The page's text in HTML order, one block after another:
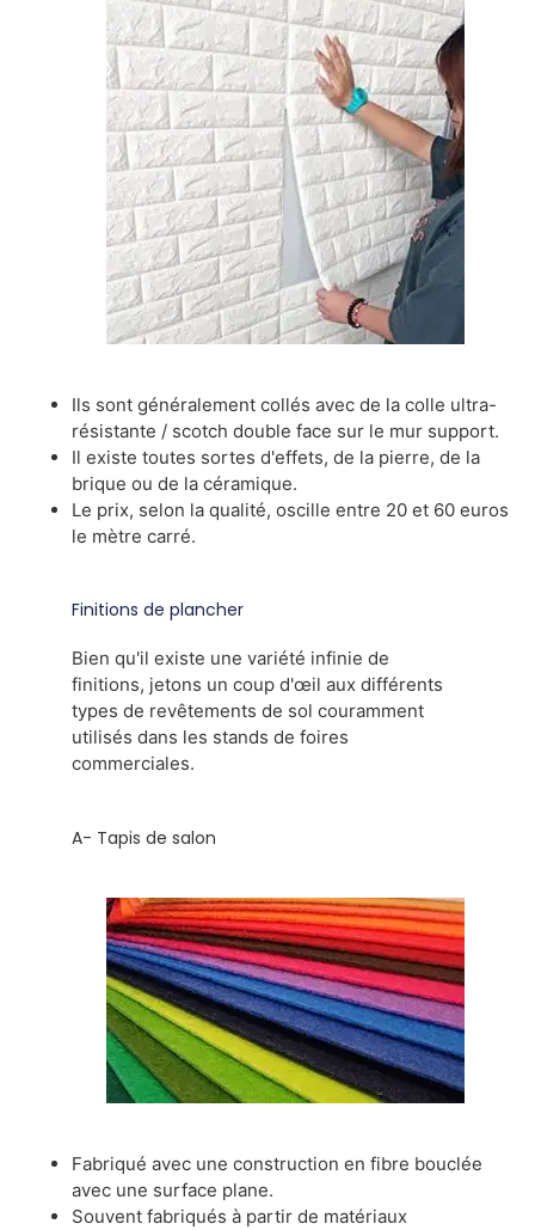
Ils sont généralement collés avec de la colle ultra-
résistante / scotch double face sur le mur support.
Il existe toutes sortes d'effets, de la pierre, de la
brique ou de la céramique.
Le prix, selon la qualité, oscille entre 20 et 60 euros
le mètre carré.
Finitions de plancher
Bien qu'il existe une variété infinie de
finitions, jetons un coup d'œil aux différents
types de revêtements de sol couramment
utilisés dans les stands de foires
commerciales.
A- Tapis de salon
Fabriqué avec une construction en fibre bouclée
avec une surface plane.
Souvent fabriqués à partir de matériaux